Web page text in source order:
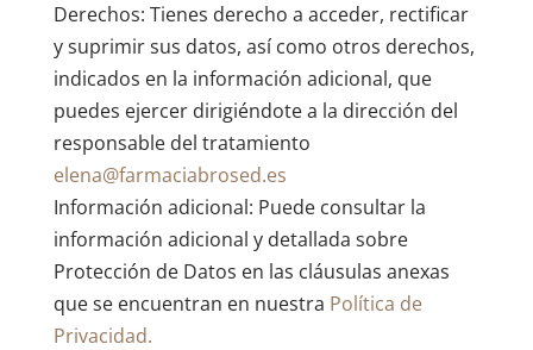
Derechos: Tienes derecho a acceder, rectificar
y suprimir sus datos, así como otros derechos,
indicados en la información adicional, que
puedes ejercer dirigiéndote a la dirección del
responsable del tratamiento
elena@farmaciabrosed.es
Información adicional: Puede consultar la
información adicional y detallada sobre
Protección de Datos en las cláusulas anexas
que se encuentran en nuestra Política de
Privacidad.